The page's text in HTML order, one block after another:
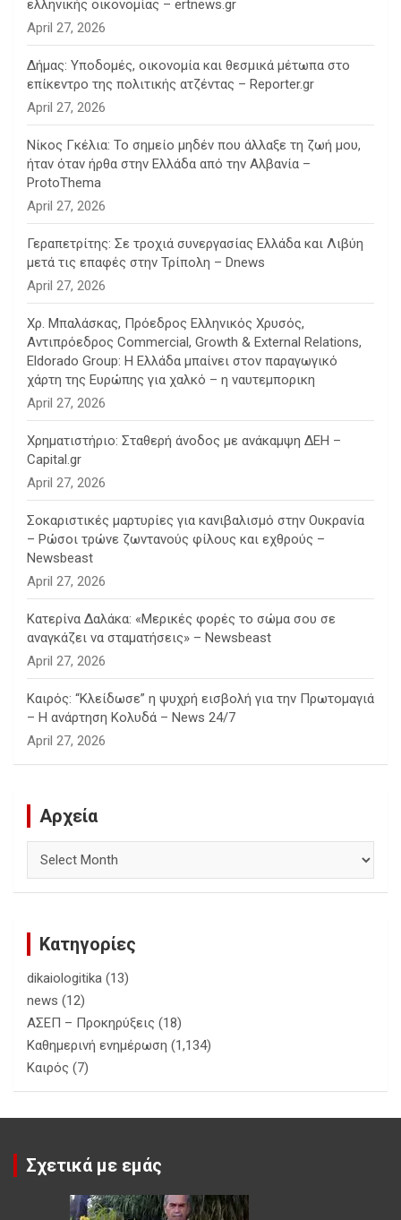
ελληνικής οικονομίας – ertnews.gr
April 27, 2026
Δήμας: Υποδομές, οικονομία και θεσμικά μέτωπα στο
επίκεντρο της πολιτικής ατζέντας – Reporter.gr
April 27, 2026
Νίκος Γκέλια: Το σημείο μηδέν που άλλαξε τη ζωή μου,
ήταν όταν ήρθα στην Ελλάδα από την Αλβανία –
ProtoThema
April 27, 2026
Γεραπετρίτης: Σε τροχιά συνεργασίας Ελλάδα και Λιβύη
μετά τις επαφές στην Τρίπολη – Dnews
April 27, 2026
Χρ. Μπαλάσκας, Πρόεδρος Ελληνικός Χρυσός,
Αντιπρόεδρος Commercial, Growth & External Relations,
Eldorado Group: Η Ελλάδα μπαίνει στον παραγωγικό
χάρτη της Ευρώπης για χαλκό – η ναυτεμπορικη
April 27, 2026
Χρηματιστήριο: Σταθερή άνοδος με ανάκαμψη ΔΕΗ –
Capital.gr
April 27, 2026
Σοκαριστικές μαρτυρίες για κανιβαλισμό στην Ουκρανία
– Ρώσοι τρώνε ζωντανούς φίλους και εχθρούς –
Newsbeast
April 27, 2026
Κατερίνα Δαλάκα: «Μερικές φορές το σώμα σου σε
αναγκάζει να σταματήσεις» – Newsbeast
April 27, 2026
Καιρός: “Κλείδωσε” η ψυχρή εισβολή για την Πρωτομαγιά
– Η ανάρτηση Κολυδά – News 24/7
April 27, 2026
Αρχεία
Κατηγορίες
dikaiologitika (13)
news (12)
ΑΣΕΠ – Προκηρύξεις (18)
Καθημερινή ενημέρωση (1,134)
Καιρός (7)
Σχετικά με εμάς